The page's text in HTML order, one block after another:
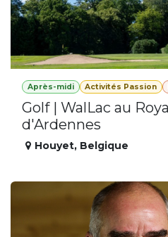
Après-midi Activités Passion
Golf | WalLac au
d'Ardennes
Houyet, Belgique